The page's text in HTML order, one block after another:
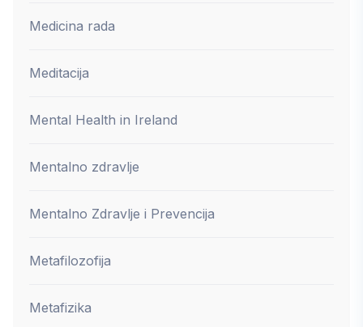
Medicina rada
Meditacija
Mental Health in Ireland
Mentalno zdravlje
Mentalno Zdravlje i Prevencija
Metafilozofija
Metafizika